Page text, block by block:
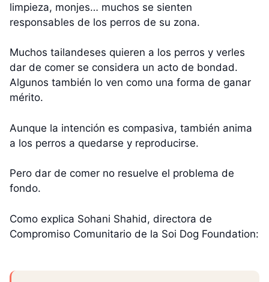
limpieza, monjes… muchos se sienten
responsables de los perros de su zona.
Muchos tailandeses quieren a los perros y verles
dar de comer se considera un acto de bondad.
Algunos también lo ven como una forma de ganar
mérito.
Aunque la intención es compasiva, también anima
a los perros a quedarse y reproducirse.
Pero dar de comer no resuelve el problema de
fondo.
Como explica Sohani Shahid, directora de
Compromiso Comunitario de la Soi Dog Foundation: